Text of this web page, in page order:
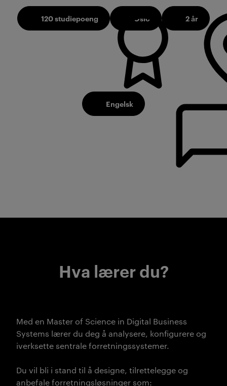
120 studiepoeng Oslo 2 år
Engelsk
Hva lærer du?
Med en Master of Science in Digital Business
Systems lærer du deg å analysere, konfigurere og
iverksette sentrale forretningssystemer.
Du vil bli i stand til å designe, tilrettelegge og
anbefale forretningsløsninger som: